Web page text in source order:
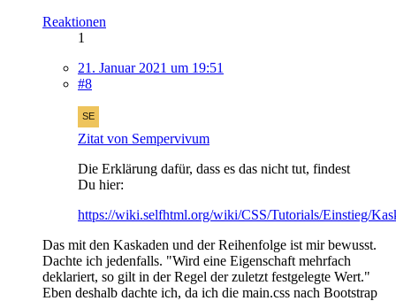
Reaktionen
1
21. Januar 2021 um 19:51
#8
Zitat von Sempervivum
Die Erklärung dafür, dass es das nicht tut, findest
Du hier:
https://wiki.selfhtml.org/wiki/CSS/Tutorials/Einstieg/
Das mit den Kaskaden und der Reihenfolge ist mir bewusst.
Dachte ich jedenfalls. "Wird eine Eigenschaft mehrfach
deklariert, so gilt in der Regel der zuletzt festgelegte Wert."
Eben deshalb dachte ich, da ich die main.css nach Bootstrap